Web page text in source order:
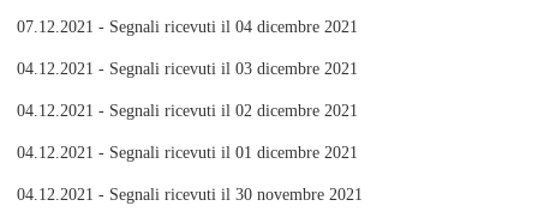
07.12.2021 - Segnali ricevuti il 04 dicembre 2021
04.12.2021 - Segnali ricevuti il 03 dicembre 2021
04.12.2021 - Segnali ricevuti il 02 dicembre 2021
04.12.2021 - Segnali ricevuti il 01 dicembre 2021
04.12.2021 - Segnali ricevuti il 30 novembre 2021